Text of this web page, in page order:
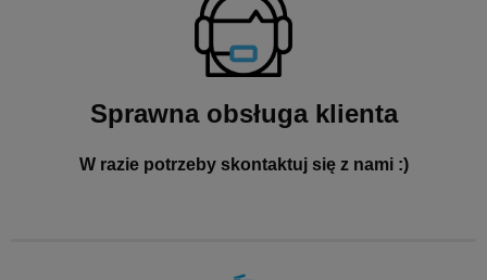
Sprawna obsługa klienta
W razie potrzeby skontaktuj się z nami :)